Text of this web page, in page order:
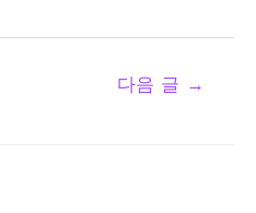
다음 글 →